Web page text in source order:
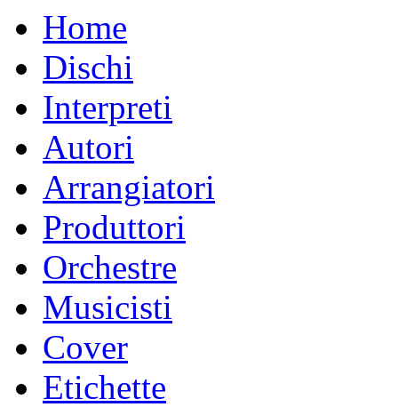
Home
Dischi
Interpreti
Autori
Arrangiatori
Produttori
Orchestre
Musicisti
Cover
Etichette